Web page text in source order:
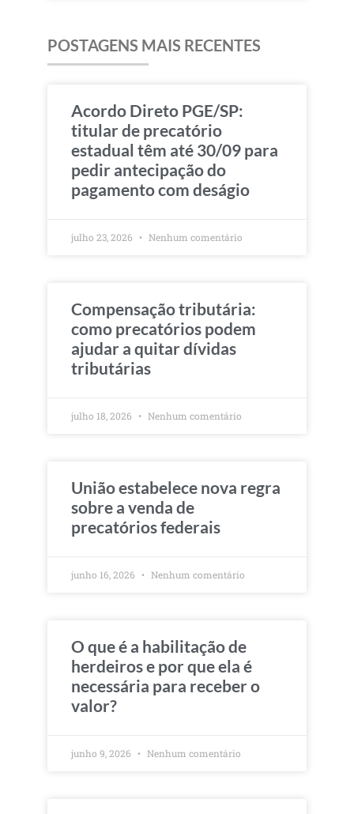
POSTAGENS MAIS RECENTES
Acordo Direto PGE/SP:
titular de precatório
estadual têm até 30/09 para
pedir antecipação do
pagamento com deságio
julho 23, 2026 Nenhum comentário
Compensação tributária:
como precatórios podem
ajudar a quitar dívidas
tributárias
julho 18, 2026 Nenhum comentário
União estabelece nova regra
sobre a venda de
precatórios federais
junho 16, 2026 Nenhum comentário
O que é a habilitação de
herdeiros e por que ela é
necessária para receber o
valor?
junho 9, 2026 Nenhum comentário